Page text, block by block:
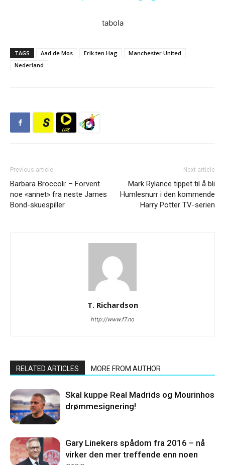
tabola
TAGS Aad de Mos Erik ten Hag
Manchester United
Nederland
Previous article
Barbara Broccoli: – Forvent
noe «annet» fra neste James
Bond-skuespiller
Next article
Mark Rylance tippet til å bli
Humlesnurr i den kommende
Harry Potter TV-serien
T. Richardson
http://www.f7.no
RELATED ARTICLES MORE FROM AUTHOR
Skal kuppe Real Madrids og Mourinhos
drømmesignering!
Gary Linekers spådom fra 2016 – nå
virker den mer treffende enn noen